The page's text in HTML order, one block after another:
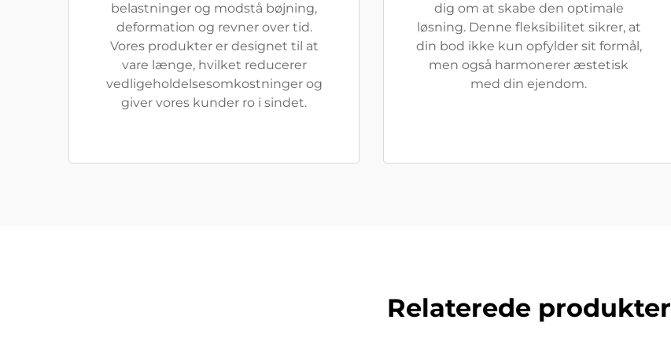
belastninger og modstå bøjning,
deformation og revner over tid.
Vores produkter er designet til at
vare længe, hvilket reducerer
vedligeholdelsesomkostninger og
giver vores kunder ro i sindet.
dig om at skabe den optimale
løsning. Denne fleksibilitet sikrer, at
din bod ikke kun opfylder sit formål,
men også harmonerer æstetisk
med din ejendom.
Relaterede produkter